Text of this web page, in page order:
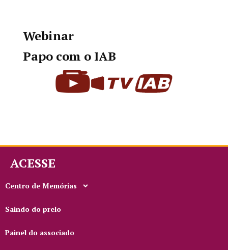
Webinar
Papo com o IAB
ACESSE
Centro de Memórias
Saindo do prelo
Painel do associado